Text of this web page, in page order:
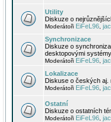
Utility
Diskuze o
Moderátoři EiFeL96
Synchronizace
Diskuze o
desktopovými systémy.
Moderátoři EiFeL96
Lokalizace
Diskuse o českých aj.
Moderátoři EiFeL96
Ostatní
Diskuze o ostatních
Moderátoři EiFeL96